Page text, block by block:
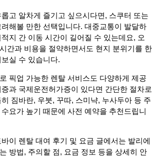
고 알차게 즐기고 싶으시다면, 스쿠터 또는
해볼 만한 선택입니다. 대중교통이 발달하
지 간 이동 시간이 길어질 수 있는데요, 오
간과 비용을 절약하면서도 현지 분위기를 한
실 수 있습니다.
픽업 가능한 렌탈 서비스도 다양하게 제공
과 국제운전허가증이 있다면 간단한 절차로
짐바란, 우붓, 꾸따, 스미냑, 누사두아 등 주
요가 높기 때문에 사전 예약을 추천드립니
이 렌탈 대여 후기 및 요금 글에서는 발리에
방법, 주의할 점, 요금 정보 등을 상세히 안